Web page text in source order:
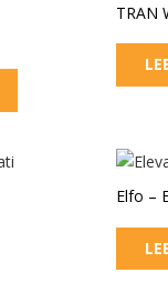
TRAN
Elfo –